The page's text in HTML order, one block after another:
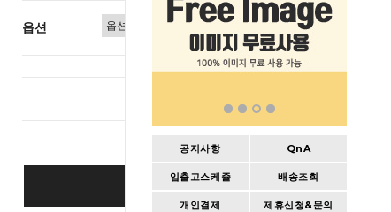
공지사항 QnA
입출고스케쥴 배송조회
개인결제 제휴신청&문의
옵션
BUY IT NOW